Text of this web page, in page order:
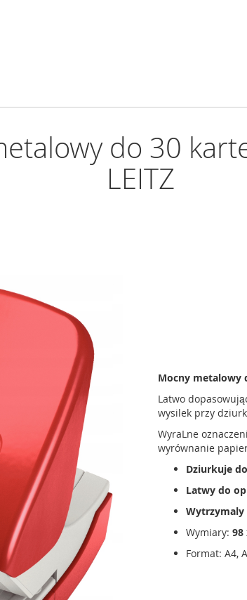
do 30
LEITZ
Mocny metalowy
Latwo
wysilek przy
WyraLne
wyrównanie
Dziurkuje
Latwy do
Wytrzymaly
Wymiary: 98
Format: A4,